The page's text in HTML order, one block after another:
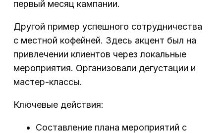
первый месяц кампании.
Другой пример успешного сотрудничества
с местной кофейней. Здесь акцент был на
привлечении клиентов через локальные
мероприятия. Организовали дегустации и
мастер-классы.
Ключевые действия:
Составление плана мероприятий с